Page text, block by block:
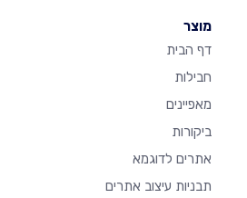
מוצר
דף הבית
חבילות
מאפיינים
ביקורות
אתרים לדוגמא
תבניות עיצוב אתרים